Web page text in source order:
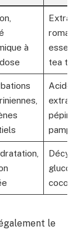
à
Extrait
tea
Acide
pépins
Décyl
coco-
le